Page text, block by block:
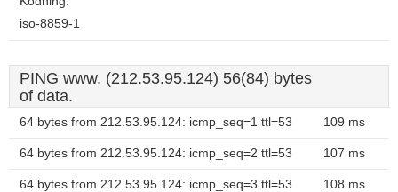
iso-8859-1
PING www. (212.53.95.124) 56(84) bytes
of data.
64 bytes from 212.53.95.124: icmp_seq=1 ttl=53 109 ms
64 bytes from 212.53.95.124: icmp_seq=2 ttl=53 107 ms
64 bytes from 212.53.95.124: icmp_seq=3 ttl=53 108 ms